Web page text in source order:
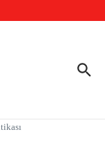
Ekspertiz ‘Sazan